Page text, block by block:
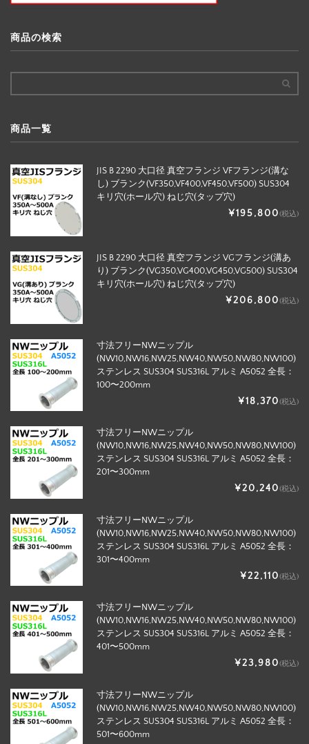
商品の検索
商品一覧
JIS B 2290 大口径 真空フランジ VFフランジ(溝な
し) ブランク(VF350,VF400,VF450,VF500) SUS304
キリ穴(ホール穴) ねじ穴(タップ穴)
¥195,800(税込)
JIS B 2290 大口径 真空フランジ VGフランジ(溝あ
り) ブランク(VG350,VG400,VG450,VG500) SUS304
キリ穴(ホール穴) ねじ穴(タップ穴)
¥206,800(税込)
寸法フリーNWニップル
(NW10,NW16,NW25,NW40,NW50,NW80,NW100)
ステンレス SUS304 SUS316L アルミ A5052 全長：
100〜200mm
¥18,370(税込)
寸法フリーNWニップル
(NW10,NW16,NW25,NW40,NW50,NW80,NW100)
ステンレス SUS304 SUS316L アルミ A5052 全長：
201〜300mm
¥20,240(税込)
寸法フリーNWニップル
(NW10,NW16,NW25,NW40,NW50,NW80,NW100)
ステンレス SUS304 SUS316L アルミ A5052 全長：
301〜400mm
¥22,110(税込)
寸法フリーNWニップル
(NW10,NW16,NW25,NW40,NW50,NW80,NW100)
ステンレス SUS304 SUS316L アルミ A5052 全長：
401〜500mm
¥23,980(税込)
寸法フリーNWニップル
(NW10,NW16,NW25,NW40,NW50,NW80,NW100)
ステンレス SUS304 SUS316L アルミ A5052 全長：
501〜600mm